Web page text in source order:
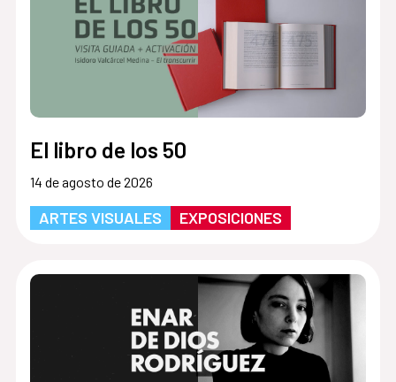
El libro de los 50
14 de agosto de 2026
ARTES VISUALES EXPOSICIONES